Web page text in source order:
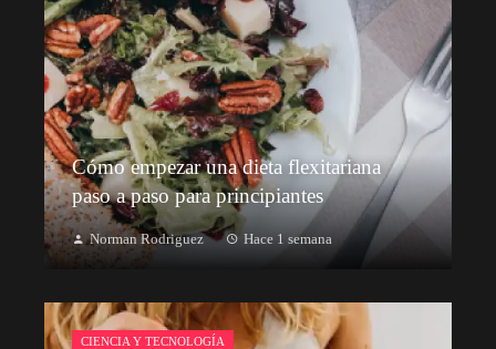
Cómo empezar una dieta flexitariana
paso a paso para principiantes
Norman Rodriguez Hace 1 semana
CIENCIA Y TECNOLOGÍA